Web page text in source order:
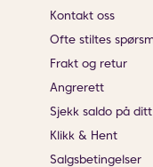
Kontakt oss
Ofte stiltes
Frakt og retur
Angrerett
Sjekk saldo på
Klikk & Hent
Salgsbetingelser